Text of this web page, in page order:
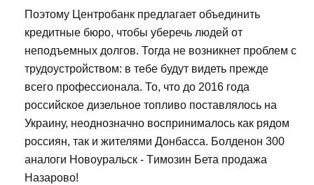
Поэтому Центробанк предлагает объединить
кредитные бюро, чтобы уберечь людей от
неподъемных долгов. Тогда не возникнет проблем с
трудоустройством: в тебе будут видеть прежде
всего профессионала. То, что до 2016 года
российское дизельное топливо поставлялось на
Украину, неоднозначно воспринималось как рядом
россиян, так и жителями Донбасса. Болденон 300
аналоги Новоуральск - Tимозин Бета продажа
Назарово!